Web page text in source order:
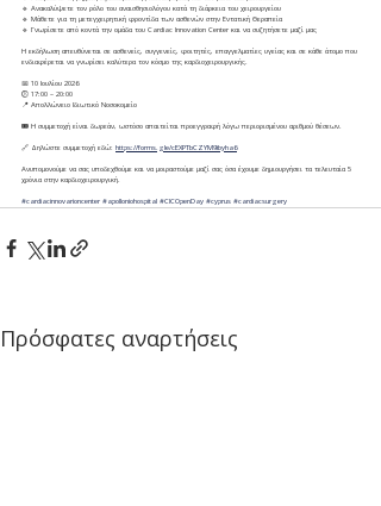
🔹 Ανακαλύψετε τον ρόλο του αναισθησιολόγου κατά τη διάρκεια του χειρουργείου
🔹 Μάθετε για τη μετεγχειρητική φροντίδα των ασθενών στην Εντατική Θεραπεία
🔹 Γνωρίσετε από κοντά την ομάδα του Cardiac Innovation Center και να συζητήσετε μαζί μας
Η εκδήλωση απευθύνεται σε ασθενείς, συγγενείς, φοιτητές, επαγγελματίες υγείας και σε κάθε άτομο που
ενδιαφέρεται να γνωρίσει καλύτερα τον κόσμο της καρδιοχειρουργικής.
📅 10 Ιουλίου 2026
🕕 17:00 – 20:00
📍 Απολλώνειο Ιδιωτικό Νοσοκομείο
🎟 Η συμμετοχή είναι δωρεάν, ωστόσο απαιτείται προεγγραφή λόγω περιορισμένου αριθμού θέσεων.
🔗 Δηλώστε συμμετοχή εδώ: https://forms.gle/cEXPTbCZYM9ibyha6
Ανυπομονούμε να σας υποδεχθούμε και να μοιραστούμε μαζί σας όσα έχουμε δημιουργήσει τα τελευταία 5
χρόνια στην καρδιοχειρουργική.
#cardiacinnovarioncenter #apolloniohospital #CICOpenDay #cyprus #cardiacsurgery
Πρόσφατες αναρτήσεις